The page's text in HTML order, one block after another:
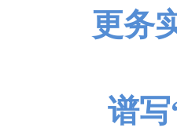
更务
谱